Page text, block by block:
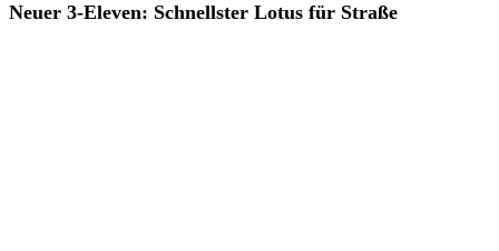
Neuer 3-Eleven: Schnellster Lotus für Straße